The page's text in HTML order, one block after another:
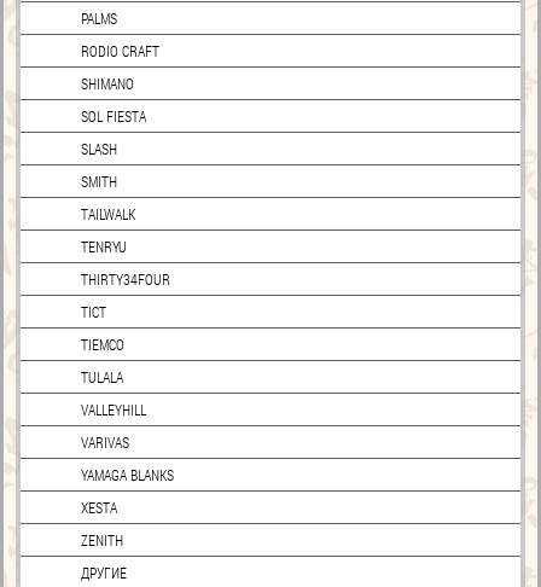
PALMS
RODIO CRAFT
SHIMANO
SOL FIESTA
SLASH
SMITH
TAILWALK
TENRYU
THIRTY34FOUR
TICT
TIEMCO
TULALA
VALLEYHILL
VARIVAS
YAMAGA BLANKS
XESTA
ZENITH
ДРУГИЕ